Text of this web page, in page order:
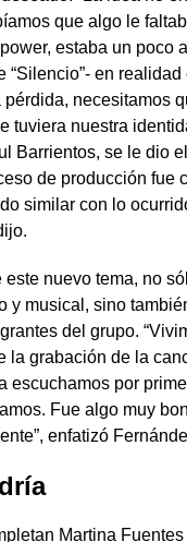
que algo le
estaba un poco
“Silencio”- en
necesitamos
tuviera nuestra
Barrientos, se le dio
de producción fue
similar con lo
nuevo tema, no
y musical, sino
del grupo.
la grabación de la
escuchamos por
Fue algo muy
enfatizó
Martina